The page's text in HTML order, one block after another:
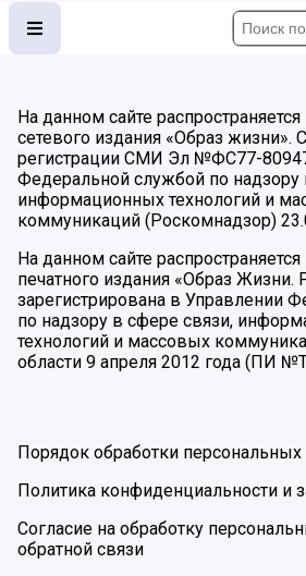
На данном сайте
сетевого издания «Образ жизни».
регистрации СМИ Эл №ФС77-
Федеральной службой по надзору
информационных технологий и
коммуникаций (Роскомнадзор)
На данном сайте
печатного издания «Образ Жизни.
зарегистрирована в Управлении
по надзору в сфере связи,
технологий и массовых
области 9 апреля 2012 года (ПИ
Порядок обработки
Политика конфиденциальности и
Согласие на обработку
обратной связи